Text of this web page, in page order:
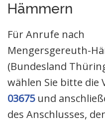
Hämmern
Für Anrufe nach
Mengersgereuth-
(Bundesland
wählen Sie bitte die
03675und
des Anschlusses,